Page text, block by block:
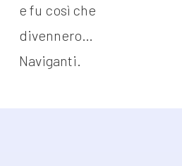
e fu così che
divennero…
Naviganti.